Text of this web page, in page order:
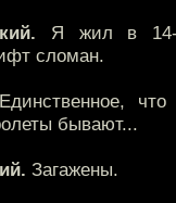
Я жил в 14-
сломан.
бывают...
Загажены.